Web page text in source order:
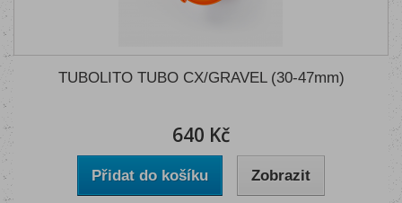
TUBOLITO TUBO CX/GRAVEL (30-47mm)
640 Kč
Přidat do košíku Zobrazit